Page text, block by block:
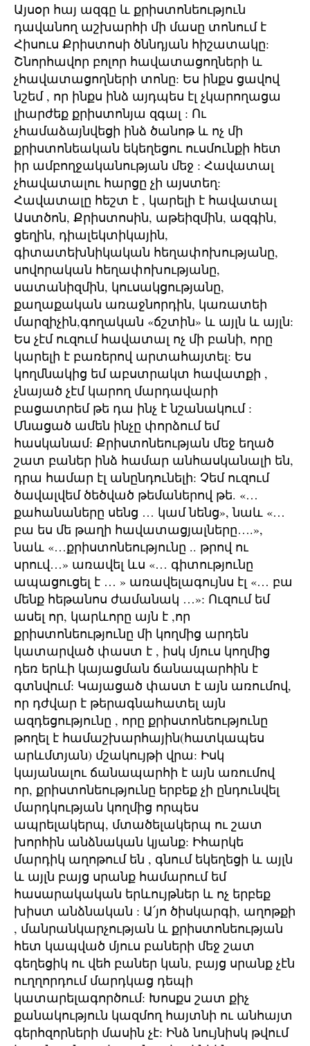
Այսօր հայ ազգը և քրիստոնեություն
դավանող աշխարհի մի մասը տոնում է
Հիսուս Քրիստոսի ծննդյան հիշատակը:
Շնորհավոր բոլոր հավատացողների և
չհավատացողների տոնը: Ես ինքս ցավով
նշեմ , որ ինքս ինձ այդպես էլ չկարողացա
լիարժեք քրիստոնյա զգալ : Ու
չհամաձայնվեցի ինձ ծանոթ և ոչ մի
քրիստոնեական եկեղեցու ուսմունքի հետ
իր ամբողջականության մեջ : Հավատալ
չհավատալու հարցը չի այստեղ:
Հավատալը հեշտ է , կարելի է հավատալ
Աստծոն, Քրիստոսին, աթեիզմին, ազգին,
ցեղին, դիալեկտիկային,
գիտատեխնիկական հեղափոխությանը,
սովորական հեղափոխությանը,
սատանիզմին, կուսակցությանը,
քաղաքական առաջնորդին, կառատեի
մարզիչին,գողական «ճշտին» և այլն և այլն:
Ես չէմ ուզում հավատալ ոչ մի բանի, որը
կարելի է բառերով արտահայտել: Ես
կողմնակից եմ աբստրակտ հավատքի ,
չնայած չէմ կարող մարդավարի
բացատրեմ թե դա ինչ է նշանակում :
Մնացած ամեն ինչը փորձում եմ
հասկանամ: Քրիստոնեության մեջ եղած
շատ բաներ ինձ համար անհասկանալի են,
դրա համար էլ անընդունելի: Չեմ ուզում
ծավալվեմ ծեծված թեմաներով թե. «…
քահանաները սենց … կամ նենց», նաև «…
բա ես մե թաղի հավատացյալները….»,
նաև «…քրիստոնեությունը .. թրով ու
սրուվ…» առավել ևս «… գիտությունը
ապացուցել է … » առավելագույնս էլ «… բա
մենք հեթանոս ժամանակ …»: Ուզում եմ
ասել որ, կարևորը այն է ,որ
քրիստոնեությունը մի կողմից արդեն
կատարված փաստ է , իսկ մյուս կողմից
դեռ երևի կայացման ճանապարհին է
գտնվում: Կայացած փաստ է այն առումով,
որ դժվար է թերագնահատել այն
ազդեցությունը , որը քրիստոնեությունը
թողել է համաշխարհային(հատկապես
արևմտյան) մշակույթի վրա: Իսկ
կայանալու ճանապարհի է այն առումով
որ, քրիստոնեությունը երբեք չի ընդունվել
մարդկության կողմից որպես
ապրելակերպ, մտածելակերպ ու շատ
խորհին անձնական կյանք: Իհարկե
մարդիկ աղոթում են , գնում եկեղեցի և այլն
և այլն բայց սրանք համարում եմ
հասարակական երևույթներ և ոչ երբեք
խիստ անձնական : Ա՛յո ծիսկարգի, աղոթքի
, մանրանկարչության և քրիստոնեության
հետ կապված մյուս բաների մեջ շատ
գեղեցիկ ու վեհ բաներ կան, բայց սրանք չէն
ուղղորդում մարդկաց դեպի
կատարելագործում: Խոսքս շատ քիչ
քանակություն կազմող հայտնի ու անհայտ
գերհզորների մասին չէ: Ինձ նույնիսկ թվում